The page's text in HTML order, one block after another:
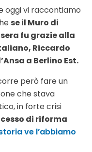
oggi vi raccontiamo
se il Muro di
fu grazie alla
Riccardo
a Berlino Est.
però fare un
che stava
in forte crisi
di riforma
ve l’abbiamo